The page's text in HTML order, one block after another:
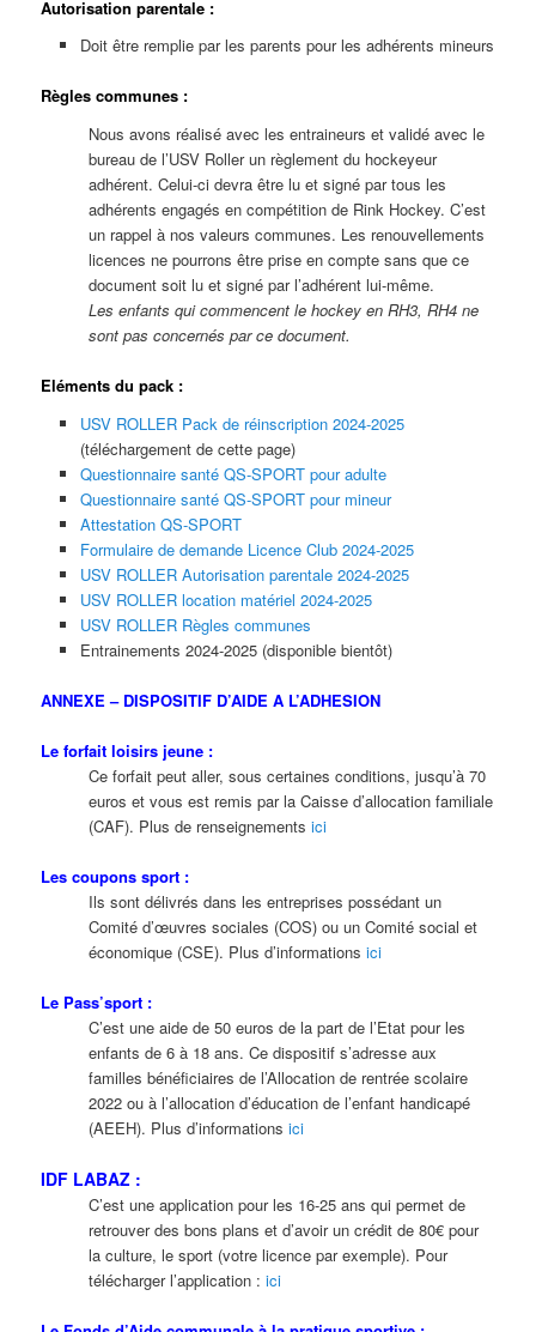
Autorisation parentale :
Doit être remplie par les parents pour les adhérents mineurs
Règles communes :
Nous avons réalisé avec les entraineurs et validé avec le
bureau de l’USV Roller un règlement du hockeyeur
adhérent. Celui-ci devra être lu et signé par tous les
adhérents engagés en compétition de Rink Hockey. C’est
un rappel à nos valeurs communes. Les renouvellements
licences ne pourrons être prise en compte sans que ce
document soit lu et signé par l’adhérent lui-même.
Les enfants qui commencent le hockey en RH3, RH4 ne
sont pas concernés par ce document.
Eléments du pack :
USV ROLLER Pack de réinscription 2024-2025
(téléchargement de cette page)
Questionnaire santé QS-SPORT pour adulte
Questionnaire santé QS-SPORT pour mineur
Attestation QS-SPORT
Formulaire de demande Licence Club 2024-2025
USV ROLLER Autorisation parentale 2024-2025
USV ROLLER location matériel 2024-2025
USV ROLLER Règles communes
Entrainements 2024-2025 (disponible bientôt)
ANNEXE – DISPOSITIF D’AIDE A L’ADHESION
Le forfait loisirs jeune :
Ce forfait peut aller, sous certaines conditions, jusqu’à 70
euros et vous est remis par la Caisse d’allocation familiale
(CAF). Plus de renseignementsici
Les coupons sport :
Ils sont délivrés dans les entreprises possédant un
Comité d’œuvres sociales (COS) ou un Comité social et
économique (CSE). Plus d’informationsici
Le Pass’sport :
C’est une aide de 50 euros de la part de l’Etat pour les
enfants de 6 à 18 ans. Ce dispositif s’adresse aux
familles bénéficiaires de l’Allocation de rentrée scolaire
2022 ou à l’allocation d’éducation de l’enfant handicapé
(AEEH). Plus d’informationsici
IDF LABAZ :
C’est une application pour les 16-25 ans qui permet de
retrouver des bons plans et d’avoir un crédit de 80€ pour
la culture, le sport (votre licence par exemple). Pour
télécharger l’application :ici